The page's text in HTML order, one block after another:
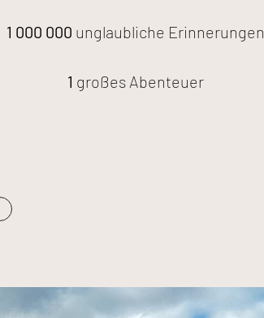
1 000 000 unglaubliche Erinnerungen
1 großes Abenteuer